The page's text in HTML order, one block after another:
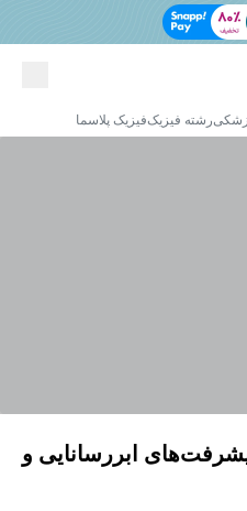
رشته فیزیکفیزیک پلاسما
ابررسانایی و